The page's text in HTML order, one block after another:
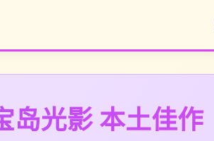
岛光影 本土佳作